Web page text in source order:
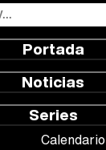
Portada
Noticias
Series
Calendario